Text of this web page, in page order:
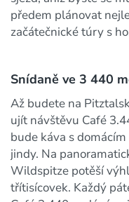
předem plánovat
začátečnické túry s
Snídaně ve 3 440
Až budete na
ujít návštěvu Café
bude káva s
jindy. Na
Wildspitze potěší
třítisícovek. Každý